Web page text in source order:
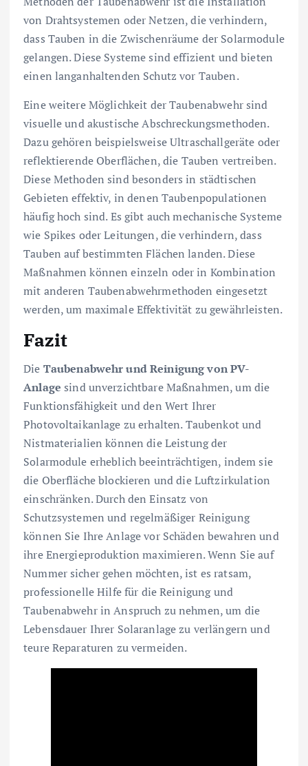
von Drahtsystemen oder Netzen, die verhindern,
dass Tauben in die Zwischenräume der Solarmodule
gelangen. Diese Systeme sind effizient und bieten
einen langanhaltenden Schutz vor Tauben.
Eine weitere Möglichkeit der Taubenabwehr sind
visuelle und akustische Abschreckungsmethoden.
Dazu gehören beispielsweise Ultraschallgeräte oder
reflektierende Oberflächen, die Tauben vertreiben.
Diese Methoden sind besonders in städtischen
Gebieten effektiv, in denen Taubenpopulationen
häufig hoch sind. Es gibt auch mechanische Systeme
wie Spikes oder Leitungen, die verhindern, dass
Tauben auf bestimmten Flächen landen. Diese
Maßnahmen können einzeln oder in Kombination
mit anderen Taubenabwehrmethoden eingesetzt
werden, um maximale Effektivität zu gewährleisten.
Fazit
Die Taubenabwehr und Reinigung von PV-
Anlage sind unverzichtbare Maßnahmen, um die
Funktionsfähigkeit und den Wert Ihrer
Photovoltaikanlage zu erhalten. Taubenkot und
Nistmaterialien können die Leistung der
Solarmodule erheblich beeinträchtigen, indem sie
die Oberfläche blockieren und die Luftzirkulation
einschränken. Durch den Einsatz von
Schutzsystemen und regelmäßiger Reinigung
können Sie Ihre Anlage vor Schäden bewahren und
ihre Energieproduktion maximieren. Wenn Sie auf
Nummer sicher gehen möchten, ist es ratsam,
professionelle Hilfe für die Reinigung und
Taubenabwehr in Anspruch zu nehmen, um die
Lebensdauer Ihrer Solaranlage zu verlängern und
teure Reparaturen zu vermeiden.